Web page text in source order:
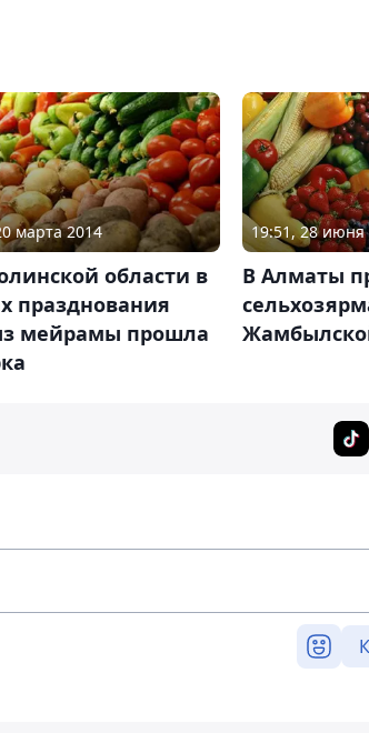
марта 2014
области в
празднования
мейрамы прошла
19:51, 28 июня
В Алматы